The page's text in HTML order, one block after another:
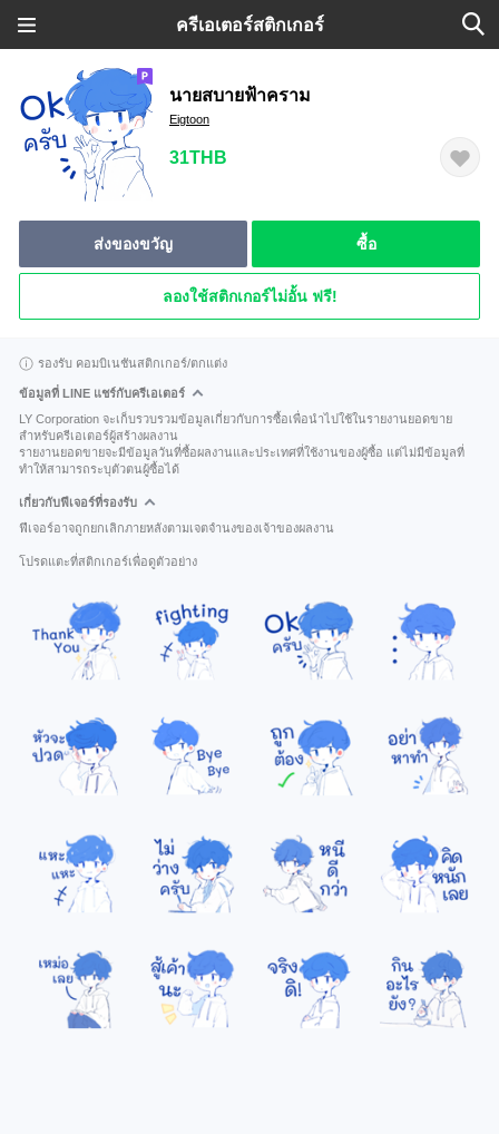
ครีเอเตอร์สติกเกอร์
นายสบายฟ้าคราม
Eigtoon
31THB
ส่งของขวัญ ซื้อ
ลองใช้สติกเกอร์ไม่อั้น ฟรี!
รองรับ คอมบิเนชันสติกเกอร์/ตกแต่ง
ข้อมูลที่ LINE แชร์กับครีเอเตอร์
LY Corporation จะเก็บรวบรวมข้อมูลเกี่ยวกับการซื้อเพื่อนำไปใช้ในรายงานยอดขาย
สำหรับครีเอเตอร์ผู้สร้างผลงาน
รายงานยอดขายจะมีข้อมูลวันที่ซื้อผลงานและประเทศที่ใช้งานของผู้ซื้อ แต่ไม่มีข้อมูลที่
ทำให้สามารถระบุตัวตนผู้ซื้อได้
เกี่ยวกับฟีเจอร์ที่รองรับ
ฟีเจอร์อาจถูกยกเลิกภายหลังตามเจตจำนงของเจ้าของผลงาน
โปรดแตะที่สติกเกอร์เพื่อดูตัวอย่าง